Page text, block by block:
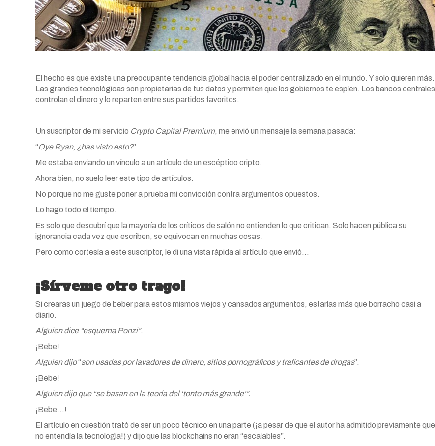
El hecho es que existe una preocupante tendencia global hacia el poder centralizado en el mundo. Y solo quieren más.
Las grandes tecnológicas son propietarias de tus datos y permiten que los gobiernos te espíen. Los bancos centrales
controlan el dinero y lo reparten entre sus partidos favoritos.
Un suscriptor de mi servicio Crypto Capital Premium, me envió un mensaje la semana pasada:
“Oye Ryan, ¿has visto esto?”.
Me estaba enviando un vínculo a un artículo de un escéptico cripto.
Ahora bien, no suelo leer este tipo de artículos.
No porque no me guste poner a prueba mi convicción contra argumentos opuestos.
Lo hago todo el tiempo.
Es solo que descubrí que la mayoría de los críticos de salón no entienden lo que critican. Solo hacen pública su
ignorancia cada vez que escriben, se equivocan en muchas cosas.
Pero como cortesía a este suscriptor, le di una vista rápida al artículo que envió…
¡Sírveme otro trago!
Si crearas un juego de beber para estos mismos viejos y cansados argumentos, estarías más que borracho casi a
diario.
Alguien dice “esquema Ponzi”.
¡Bebe!
Alguien dijo“son usadaspor lavadores de dinero, sitios pornográficos y traficantes de drogas”.
¡Bebe!
Alguien dijo que “se basan en la teoría del ‘tonto más grande’”.
¡Bebe…!
El artículo en cuestión trató de ser un poco técnico en una parte (¡a pesar de que el autor ha admitido previamente que
no entendía la tecnología!) y dijo que las blockchains no eran “escalables”.